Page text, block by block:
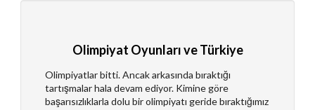
Olimpiyat Oyunları ve Türkiye
Olimpiyatlar bitti. Ancak arkasında bıraktığı
tartışmalar hala devam ediyor. Kimine göre
başarısızlıklarla dolu bir olimpiyatı geride bıraktığımız